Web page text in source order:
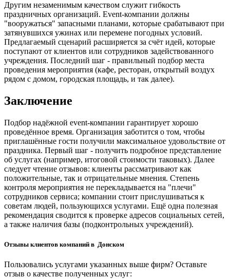
Другим незаменимым качеством служит гибкость
праздничных организаций. Event-компании должны
"вооружаться" запасными планами, которые срабатывают при
затянувшихся ужинах или перемене погодных условий.
Предлагаемый сценарий расширяется за счёт идей, которые
поступают от клиентов или сотрудников задействованного
учреждения. Последний шаг - правильный подбор места
проведения мероприятия (кафе, ресторан, открытый воздух
рядом с домом, городская площадь, и так далее).
Заключение
Подбор надёжной event-компании гарантирует хорошо
проведённое время. Организация заботится о том, чтобы
приглашённые гости получили максимальное удовольствие от
праздника. Первый шаг - получить подробное представление
об услугах (например, итоговой стоимости таковых). Далее
следует чтение отзывов: клиенты рассматривают как
положительные, так и отрицательные мнения. Степень
контроля мероприятия не перекладывается на "плечи"
сотрудников сервиса; компании стоит прислушиваться к
советам людей, пользующихся услугами. Ещё одна полезная
рекомендация сводится к проверке адресов социальных сетей,
а также наличия базы (подконтрольных учреждений).
Отзывы клиентов компаний в Донском
Пользовались услугами указанных выше фирм? Оставьте
отзыв о качестве полученных услуг: